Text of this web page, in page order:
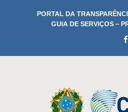
PORTAL DA
GUIA DE SERVIÇOS –